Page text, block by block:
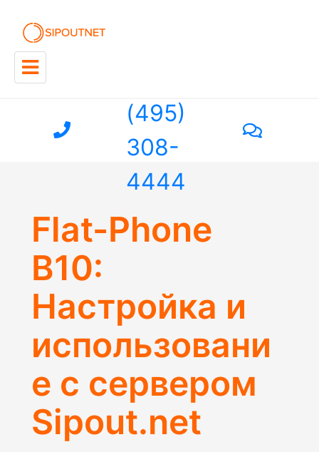
(495)
308-
4444
Flat-Phone
B10:
Настройка и
использовани
е с сервером
Sipout.net